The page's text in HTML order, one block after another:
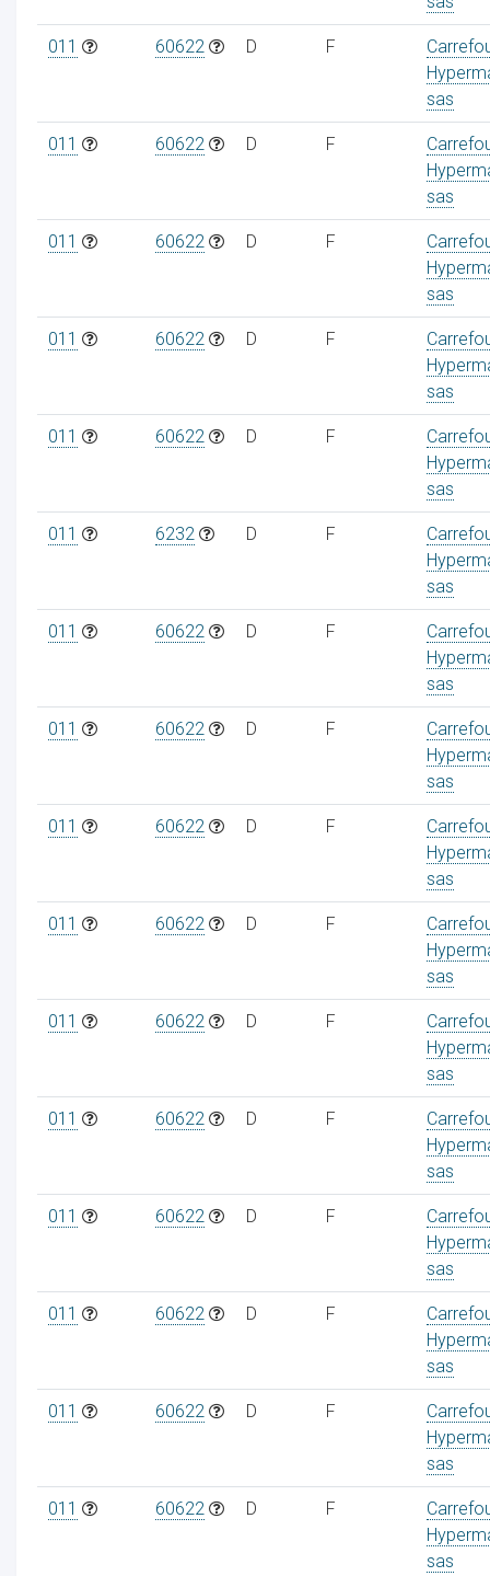
011 60622 D F
sas
011 60622 D F
sas
011 60622 D F
sas
011 60622 D F
sas
011 60622 D F
sas
011 6232 D F
sas
011 60622 D F
sas
011 60622 D F
sas
011 60622 D F
sas
011 60622 D F
sas
011 60622 D F
sas
011 60622 D F
sas
011 60622 D F
sas
011 60622 D F
sas
011 60622 D F
sas
011 60622 D F
sas